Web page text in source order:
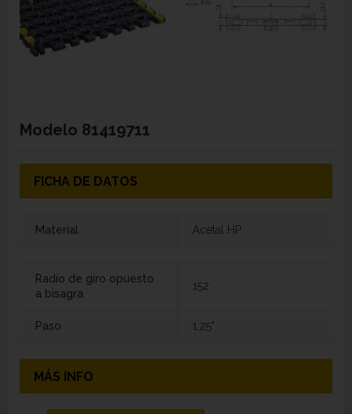
Modelo 81419711
FICHA DE DATOS
Material Acetal HP
Radio de giro opuesto
a bisagra
152
Paso 1,25"
MÁS INFO